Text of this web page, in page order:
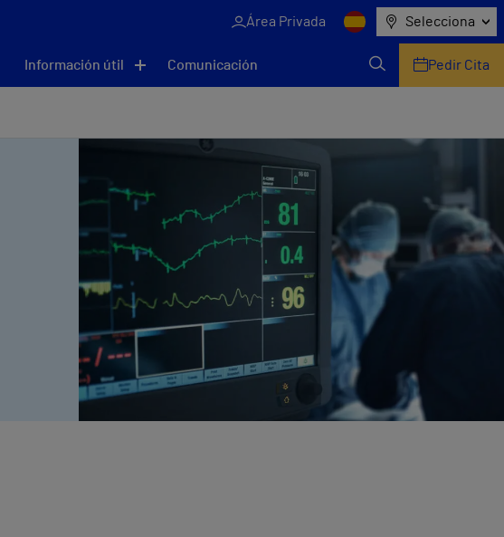
Área Privada Selecciona
Información útil Comunicación Pedir Cita